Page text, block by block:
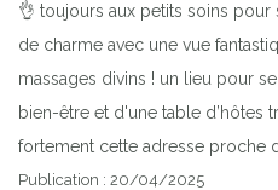
👌 toujours aux petits soins
de charme avec une vue
massages divins ! un lieu pour
bien-être et d'une table d’hôtes
fortement cette adresse proche
Publication : 20/04/2025